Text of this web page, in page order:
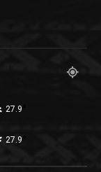
27.9
27.9